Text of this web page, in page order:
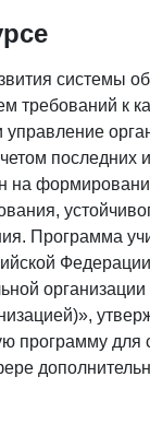
системы
требований к
управление
последних
на
Программа
программу